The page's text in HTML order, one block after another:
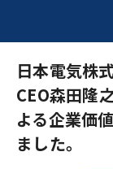
日本電気株
CEO森田隆
よる企業価
ました。